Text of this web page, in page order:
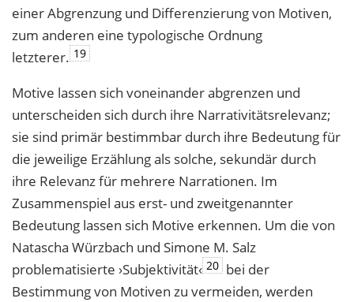
einer Abgrenzung und Differenzierung von Motiven,
zum anderen eine typologische Ordnung
letzterer. 19
Motive lassen sich voneinander abgrenzen und
unterscheiden sich durch ihre Narrativitätsrelevanz;
sie sind primär bestimmbar durch ihre Bedeutung für
die jeweilige Erzählung als solche, sekundär durch
ihre Relevanz für mehrere Narrationen. Im
Zusammenspiel aus erst- und zweitgenannter
Bedeutung lassen sich Motive erkennen. Um die von
Natascha Würzbach und Simone M. Salz
problematisierte ›Subjektivität‹ 20 bei der
Bestimmung von Motiven zu vermeiden, werden